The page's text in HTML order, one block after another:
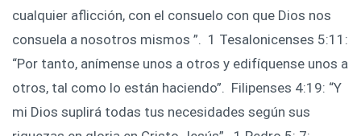
cualquier aflicción, con el consuelo con que Dios nos
consuela a nosotros mismos ”. ‍ 1 Tesalonicenses 5:11:
“Por tanto, anímense unos a otros y edifíquense unos a
otros, tal como lo están haciendo”. ‍ Filipenses 4:19: “Y
mi Dios suplirá todas tus necesidades según sus